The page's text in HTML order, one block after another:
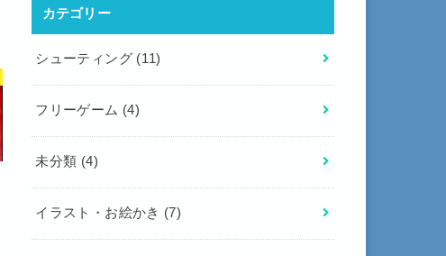
カテゴリー
シューティング (11)
フリーゲーム (4)
未分類 (4)
イラスト・お絵かき (7)